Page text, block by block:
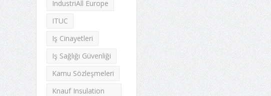
IndustriAll Europe
ITUC
Iş Cinayetleri
Iş Sağlığı Güvenliği
Kamu Sözleşmeleri
Knauf Insulation